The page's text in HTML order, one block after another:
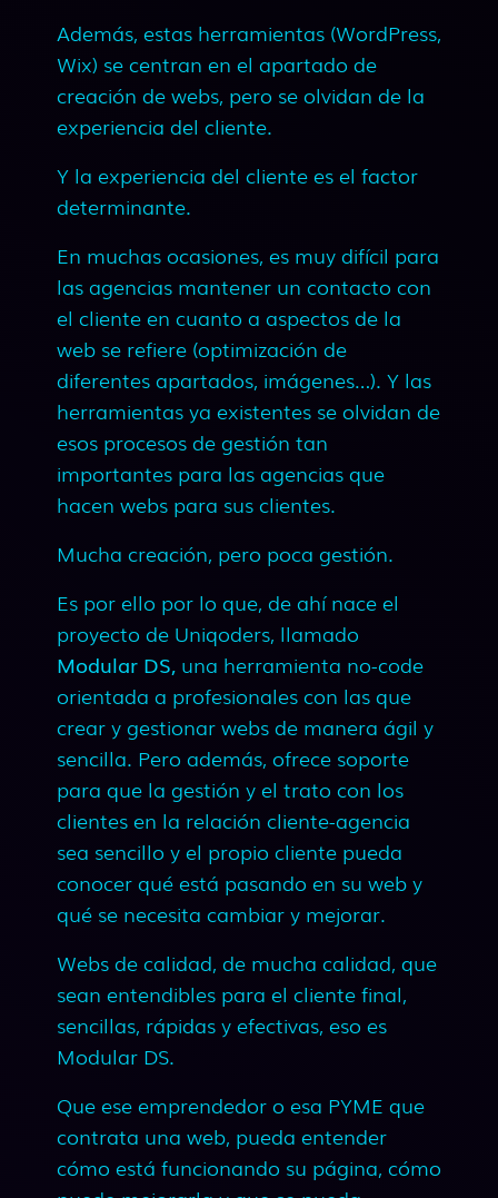
Además, estas herramientas (WordPress,
Wix) se centran en el apartado de
creación de webs, pero se olvidan de la
experiencia del cliente.
Y la experiencia del cliente es el factor
determinante.
En muchas ocasiones, es muy difícil para
las agencias mantener un contacto con
el cliente en cuanto a aspectos de la
web se refiere (optimización de
diferentes apartados, imágenes…). Y las
herramientas ya existentes se olvidan de
esos procesos de gestión tan
importantes para las agencias que
hacen webs para sus clientes.
Mucha creación, pero poca gestión.
Es por ello por lo que, de ahí nace el
proyecto de Uniqoders, llamado
Modular DS, una herramienta no-code
orientada a profesionales con las que
crear y gestionar webs de manera ágil y
sencilla. Pero además, ofrece soporte
para que la gestión y el trato con los
clientes en la relación cliente-agencia
sea sencillo y el propio cliente pueda
conocer qué está pasando en su web y
qué se necesita cambiar y mejorar.
Webs de calidad, de mucha calidad, que
sean entendibles para el cliente final,
sencillas, rápidas y efectivas, eso es
Modular DS.
Que ese emprendedor o esa PYME que
contrata una web, pueda entender
cómo está funcionando su página, cómo